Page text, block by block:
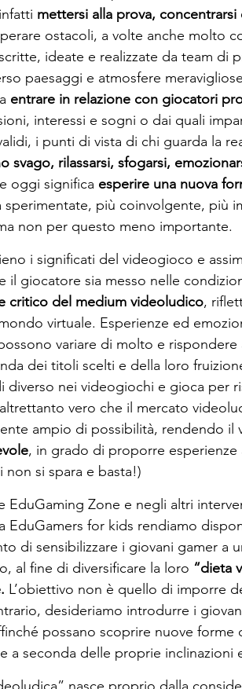
mettersi alla prova, concentrarsi
ostacoli, a volte anche molto
ideate e realizzate da team di
paesaggi e atmosfere
entrare in relazione con giocatori
interessi e sogni o dai quali
i punti di vista di chi guarda la
svago, rilassarsi, sfogarsi,
oggi significa esperire una nuova
più coinvolgente, più
non per questo meno importante.
i significati del videogioco e
il giocatore sia messo nelle
critico del medium videoludico,
virtuale. Esperienze ed
variare di molto e rispondere
dei titoli scelti e della loro
diverso nei videogiochi e gioca per
vero che il mercato
ampio di possibilità, rendendo il
, in grado di proporre
si spara e basta!)
EduGaming Zone e negli altri
EduGamers for kids rendiamo
di sensibilizzare i giovani gamer a
al fine di diversificare la loro “dieta
L’obiettivo non è quello di imporre
desideriamo introdurre i
possano scoprire nuove forme
a seconda delle proprie inclinazioni